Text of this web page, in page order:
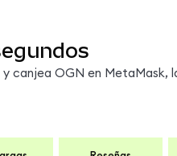
canjea OGN en MetaMask,